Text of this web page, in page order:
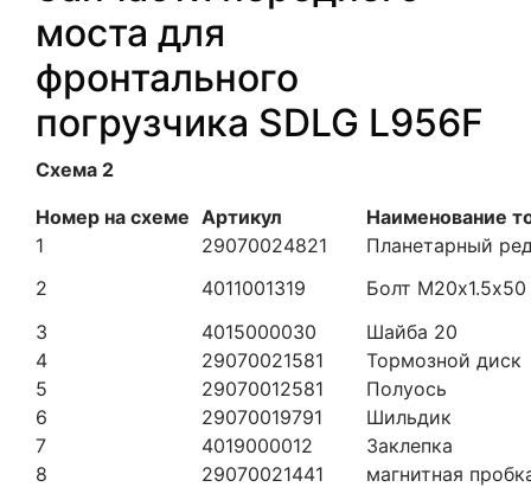
моста для
фронтального
погрузчика SDLG L956F
Схема 2
Номер на схеме Артикул
Наименование
1
29070024821
Планетарный
2
4011001319
Болт М20х1.5х50
3
4015000030
Шайба 20
4
29070021581
Тормозной диск
5
29070012581
Полуось
6
29070019791
Шильдик
7
4019000012
Заклепка
8
29070021441
магнитная